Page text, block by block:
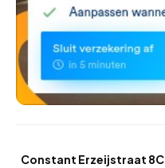
Onder bod
Constant Erzeijstraat 8C